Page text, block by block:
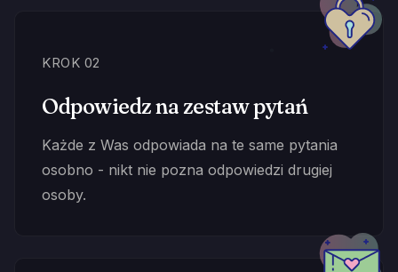
KROK 02
Odpowiedz na zestaw pytań
Każde z Was odpowiada na te same pytania
osobno - nikt nie pozna odpowiedzi drugiej
osoby.